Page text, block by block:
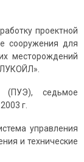
проектной
сооружения для
месторождений
(ПУЭ), седьмое
г.
управления
и технические